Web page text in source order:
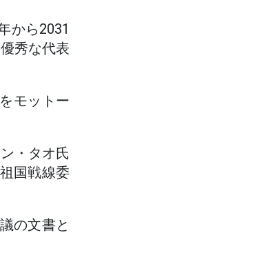
から2031
秀な代表
モットー
・タオ氏
国戦線委
の文書と